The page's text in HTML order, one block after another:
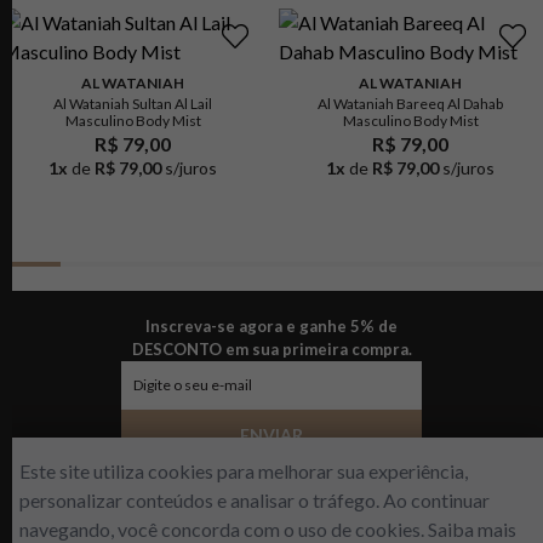
AL WATANIAH
Al Wataniah Sultan Al Lail
Masculino Body Mist
R$ 79,00
1x de R$ 79,00 s/juros
AL WATANIAH
Al Wataniah Bareeq Al Dahab
Masculino Body Mist
R$ 79,00
1x de R$ 79,00 s/juros
Este site utiliza cookies para melhorar sua experiência,
personalizar conteúdos e analisar o tráfego. Ao continuar
navegando, você concorda com o uso de cookies. Saiba mais
Inscreva-se agora e ganhe 5% de
DESCONTO em sua primeira compra.
ENVIAR